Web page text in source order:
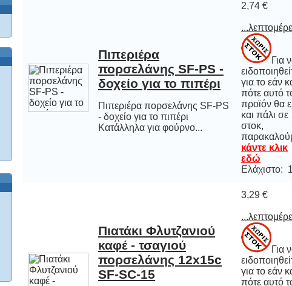
Πιπεριέρα
πορσελάνης SF-PS -
δοχείο για το πιπέρι
Πιπεριέρα πορσελάνης SF-PS
- δοχείο για το πιπέρι
Κατάλληλα για φούρνο...
2,74 €
Για
για το εάν
πότε
προϊόν θα
και
κάντε κλικ
εδώ
Ελάχιστο:
Πιατάκι Φλυτζανιού
καφέ - τσαγιού
πορσελάνης 12x15c
SF-SC-15
3,29 €
Για
για το εάν
πότε
προϊόν θα
και